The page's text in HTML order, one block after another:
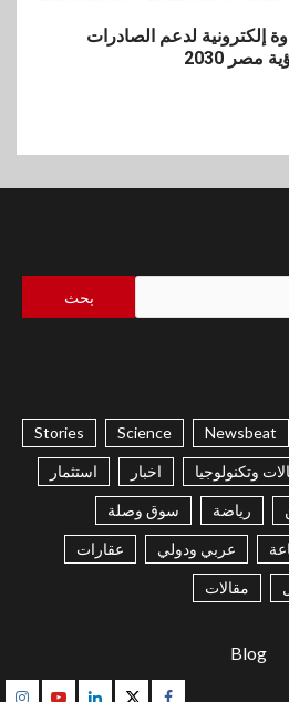
إلكترونية لدعم الصادرات
2030
Newsbeat
Science
Stories
وتكنولوجيا اخبار استثمار
رياضة سوق وصلة
عربي ودولي عقارات
مقالات
Blog
Facebook
Twitter
Linkedin
Youtube